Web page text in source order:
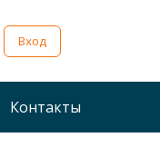
Вход
Контакты